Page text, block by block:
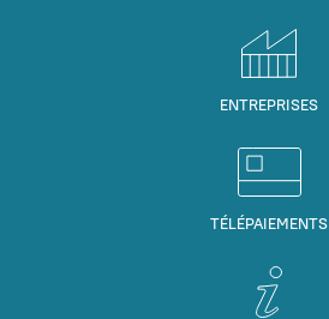
ENTREPRISES
TÉLÉPAIEMENTS